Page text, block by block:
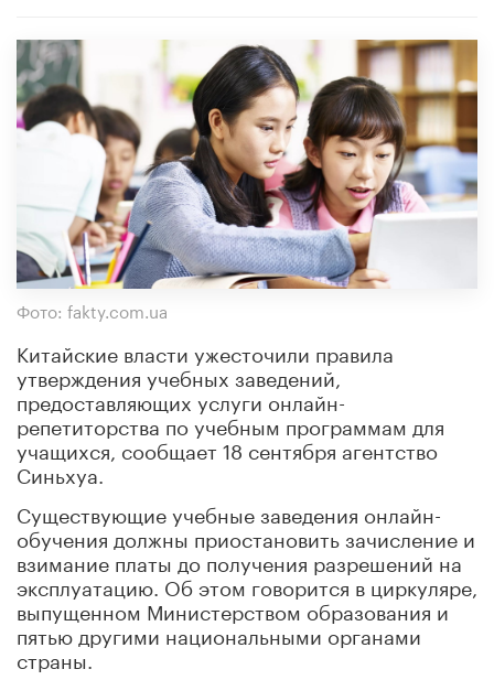
Фото: fakty.com.ua
Китайские власти ужесточили правила
утверждения учебных заведений,
предоставляющих услуги онлайн-
репетиторства по учебным программам для
учащихся, сообщает 18 сентября агентство
Синьхуа.
Существующие учебные заведения онлайн-
обучения должны приостановить зачисление и
взимание платы до получения разрешений на
эксплуатацию. Об этом говорится в циркуляре,
выпущенном Министерством образования и
пятью другими национальными органами
страны.